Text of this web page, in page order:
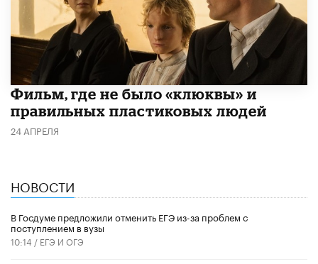
Фильм, где не было «клюквы» и
правильных пластиковых людей
24 АПРЕЛЯ
НОВОСТИ
В Госдуме предложили отменить ЕГЭ из-за проблем с
поступлением в вузы
10:14 / ЕГЭ И ОГЭ